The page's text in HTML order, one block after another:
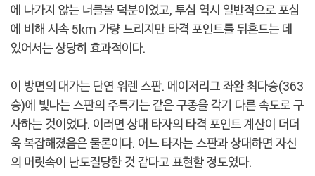
에 나가지 않는 너클볼 덕분이었고, 투심 역시 일반적으로 포심
에 비해 시속 5km 가량 느리지만 타격 포인트를 뒤흔드는 데
있어서는 상당히 효과적이다.
이 방면의 대가는 단연 워렌 스판. 메이저리그 좌완 최다승(363
승)에 빛나는 스판의 주특기는 같은 구종을 각기 다른 속도로 구
사하는 것이었다. 이러면 상대 타자의 타격 포인트 계산이 더더
욱 복잡해졌음은 물론이다. 어느 타자는 스판과 상대하면 자신
의 머릿속이 난도질당한 것 같다고 표현할 정도였다.